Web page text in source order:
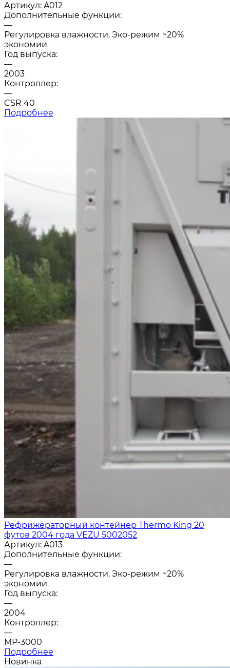
Артикул: A012
Дополнительные функции:
—
Регулировка влажности. Эко-режим ~20%
экономии
Год выпуска:
—
2003
Контроллер:
—
CSR 40
Подробнее
Рефрижераторный контейнер Thermo King 20
футов 2004 года VEZU 5002052
Артикул: A013
Дополнительные функции:
—
Регулировка влажности. Эко-режим ~20%
экономии
Год выпуска:
—
2004
Контроллер:
—
MP-3000
Подробнее
Новинка